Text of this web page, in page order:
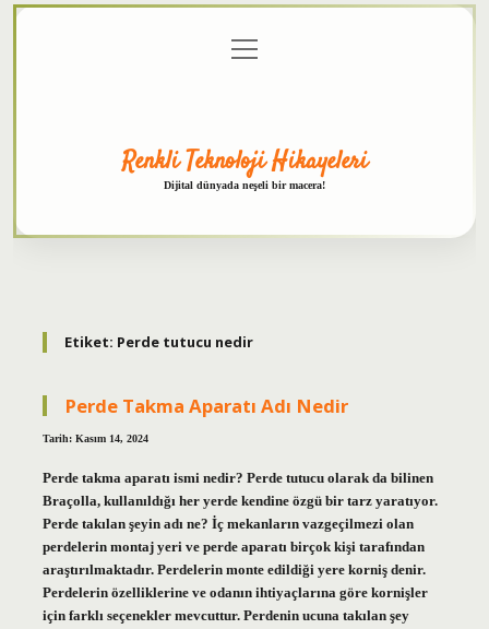
menüyü
aç
Renkli Teknoloji Hikayeleri
Dijital dünyada neşeli bir macera!
Etiket: Perde tutucu nedir
Perde Takma Aparatı Adı Nedir
Tarih: Kasım 14, 2024
Perde takma aparatı ismi nedir? Perde tutucu olarak da bilinen
Braçolla, kullanıldığı her yerde kendine özgü bir tarz yaratıyor.
Perde takılan şeyin adı ne? İç mekanların vazgeçilmezi olan
perdelerin montaj yeri ve perde aparatı birçok kişi tarafından
araştırılmaktadır. Perdelerin monte edildiği yere korniş denir.
Perdelerin özelliklerine ve odanın ihtiyaçlarına göre kornişler
için farklı seçenekler mevcuttur. Perdenin ucuna takılan şey